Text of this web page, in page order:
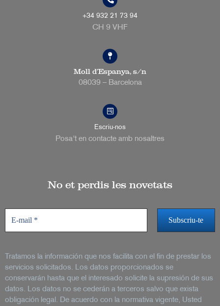
+34 932 21 73 94
CH 9 VHF
Moll d’Espanya, s/n
08039 – Barcelona
Escriu-nos
Posa't en contacte amb nosaltres
No et perdis les novetats
Tratamos la información que nos facilita con el fin de prestar los
servicios solicitados. Los datos proporcionados se
conservarán hasta que el interesado solicite la supresión de sus
datos. Los datos no se cederán a terceros salvo que exista
obligación legal. De acuerdo con la normativa vigente, Usted